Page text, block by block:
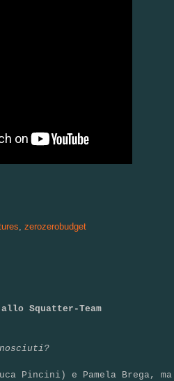
zerozerobudget
Squatter-Team
Pincini) e Pamela Brega,